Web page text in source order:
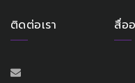
ติดต่อเรา สื่อ